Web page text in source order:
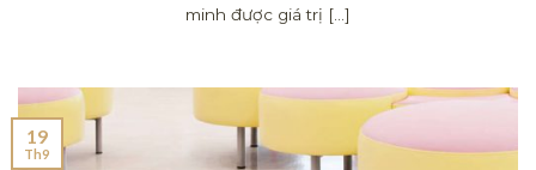
minh được giá trị [...]
19
Th9